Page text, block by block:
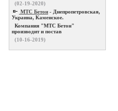
(02-19-2020)
МТС Бетон - Днепропетровская,
Украина, Каменское.
Компания "МТС Бетон"
производит и постав
(10-16-2019)